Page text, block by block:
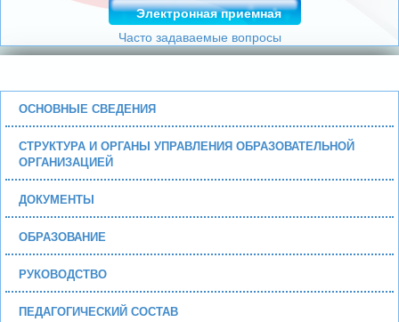
Электронная приемная
Часто задаваемые вопросы
ОСНОВНЫЕ СВЕДЕНИЯ
СТРУКТУРА И ОРГАНЫ УПРАВЛЕНИЯ ОБРАЗОВАТЕЛЬНОЙ
ОРГАНИЗАЦИЕЙ
ДОКУМЕНТЫ
ОБРАЗОВАНИЕ
РУКОВОДСТВО
ПЕДАГОГИЧЕСКИЙ СОСТАВ